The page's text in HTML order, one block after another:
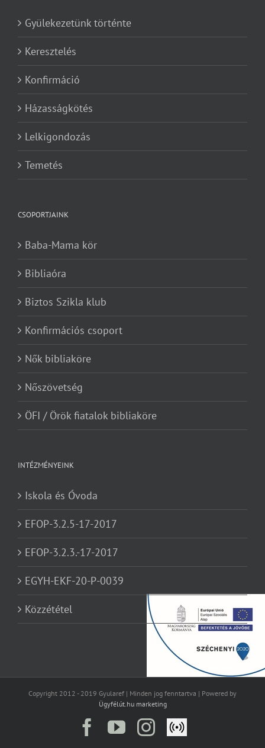
Gyülekezetünk történte
Keresztelés
Konfirmáció
Házasságkötés
Lelkigondozás
Temetés
CSOPORTJAINK
Baba-Mama kör
Bibliaóra
Biztos Szikla klub
Konfirmációs csoport
Nők bibliaköre
Nőszövetség
ÖFI / Örök fiatalok bibliaköre
INTÉZMÉNYEINK
Iskola és Óvoda
EFOP-3.2.5-17-2017
EFOP-3.2.3.-17-2017
EGYH-EKF-20-P-0039
Közzététel
Copyright 2012 - 2019 Gyularef | Minden jog fenntartva | Powered by
Ügyfélút.hu marketing
Facebook
YouTubeInstagram
Élő